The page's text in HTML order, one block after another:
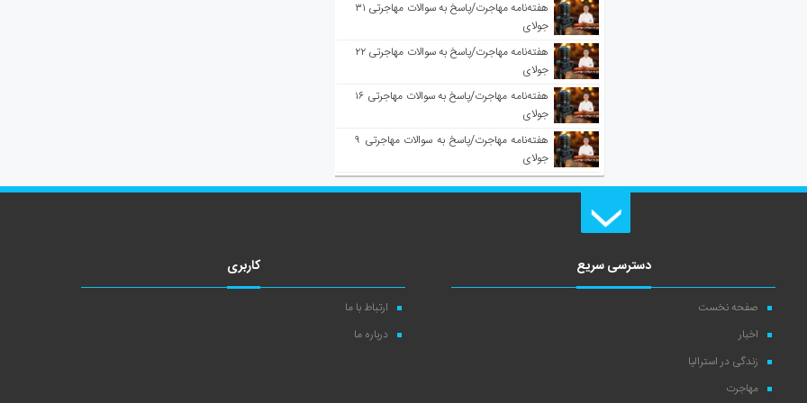
هفته‌نامه مهاجرت/پاسخ به سوالات مهاجرتی ۳۱
جولای
هفته‌نامه مهاجرت/پاسخ به سوالات مهاجرتی ۲۲
جولای
هفته‌نامه مهاجرت/پاسخ به سوالات مهاجرتی ۱۶
جولای
هفته‌نامه مهاجرت/پاسخ به سوالات مهاجرتی ۹
جولای
دسترسی سریع
صفحه نخست
اخبار
زندگی در استرالیا
مهاجرت
کاربری
ارتباط با ما
درباره ما